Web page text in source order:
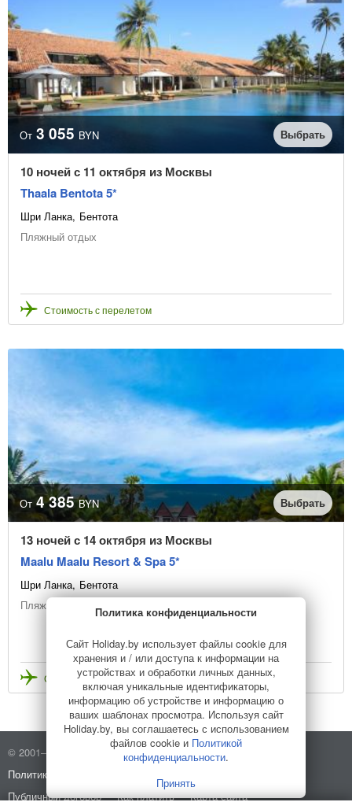
От 3 055 BYN Выбрать
10 ночей с 11 октября из Москвы
Thaala Bentota 5*
Шри Ланка Бентота
Пляжный отдых
Стоимость с перелетом
От 4 385 BYN Выбрать
13 ночей с 14 октября из Москвы
Maalu Maalu Resort & Spa 5*
Шри Ланка Бентота
Пляжный отдых
Стоимость с перелетом
© 2001–2026 Holiday.by
Правила использования сайта
Политика конфиденциальности
Публичный договор
Как платить Карта сайта
Политика конфиденциальности
Сайт Holiday.by использует файлы cookie для
хранения и / или доступа к информации на
устройствах и обработки личных данных,
включая уникальные идентификаторы,
информацию об устройстве и информацию о
ваших шаблонах просмотра. Используя сайт
Holiday.by, вы соглашаетесь с использованием
файлов cookie и Политикой
конфиденциальности.
Принять